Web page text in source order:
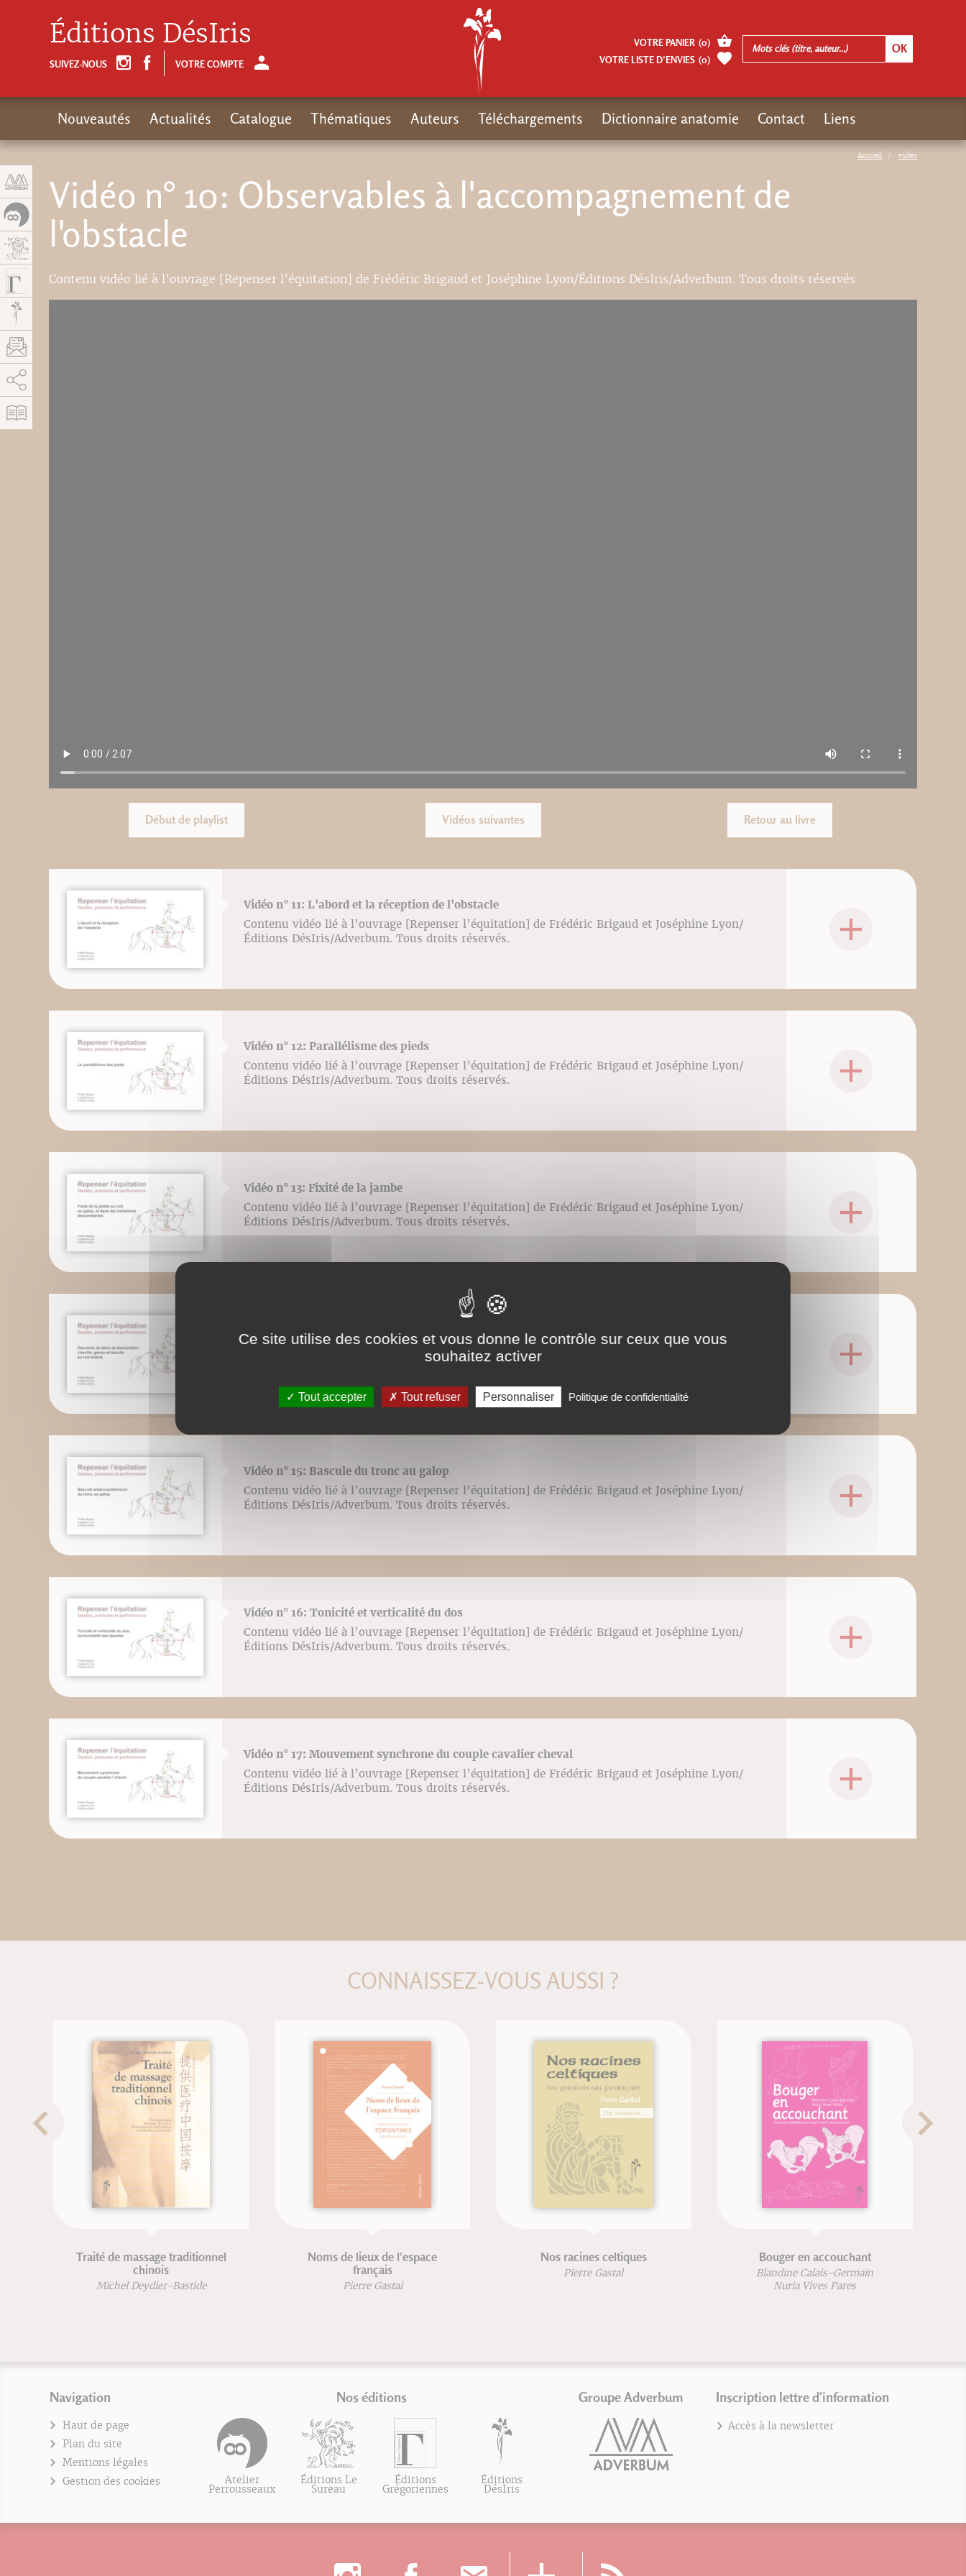
Accueil video
Vidéo n° 10: Observables à l'accompagnement de
l'obstacle
Contenu vidéo lié à l’ouvrage [Repenser l’équitation] de Frédéric Brigaud et Joséphine Lyon/Éditions DésIris/Adverbum. Tous droits réservés.
Début de playlist Vidéos suivantes Retour au livre
Vidéo n° 11: L'abord et la réception de l'obstacle
Contenu vidéo lié à l’ouvrage [Repenser l’équitation] de Frédéric Brigaud et Joséphine Lyon/
Éditions DésIris/Adverbum. Tous droits réservés.
Vidéo n° 12: Parallélisme des pieds
Contenu vidéo lié à l’ouvrage [Repenser l’équitation] de Frédéric Brigaud et Joséphine Lyon/
Éditions DésIris/Adverbum. Tous droits réservés.
Vidéo n° 13: Fixité de la jambe
Contenu vidéo lié à l’ouvrage [Repenser l’équitation] de Frédéric Brigaud et Joséphine Lyon/
Éditions DésIris/Adverbum. Tous droits réservés.
Contenu vidéo lié à l’ouvrage [Repenser l’équitation] de Frédéric Brigaud et Joséphine Lyon/
Éditions DésIris/Adverbum. Tous droits réservés.
Vidéo n° 15: Bascule du tronc au galop
Contenu vidéo lié à l’ouvrage [Repenser l’équitation] de Frédéric Brigaud et Joséphine Lyon/
Éditions DésIris/Adverbum. Tous droits réservés.
Vidéo n° 16: Tonicité et verticalité du dos
Contenu vidéo lié à l’ouvrage [Repenser l’équitation] de Frédéric Brigaud et Joséphine Lyon/
Éditions DésIris/Adverbum. Tous droits réservés.
Vidéo n° 17: Mouvement synchrone du couple cavalier cheval
Contenu vidéo lié à l’ouvrage [Repenser l’équitation] de Frédéric Brigaud et Joséphine Lyon/
Éditions DésIris/Adverbum. Tous droits réservés.
CONNAISSEZ-VOUS AUSSI ?
VTT Maîtriser les techniques
Brian Lopes
Lee McCormack
Genou & yoga - Anatomie pour
le yoga
Blandine Calais-Germain
Topoguide du corps humain -
Troisième édition
Chaussons de pointes
Christine Jeannin
Navigation
Haut de page
Plan du site
Mentions légales
Gestion des cookies
Nos éditions
Atelier
Perrousseaux
Éditions Le
Sureau
Éditions
Grégoriennes
Éditions
DésIris
Groupe Adverbum Inscription lettre d'information
Accès à la newsletter
Éditions DésIris
SUIVEZ-NOUS VOTRE COMPTE
VOTRE PANIER (0)
VOTRE LISTE D’ENVIES (0)
Nouveautés Actualités Catalogue Thématiques Auteurs Téléchargements Dictionnaire anatomie Contact Liens
Ce site utilise des cookies et vous donne le contrôle sur ceux que vous
souhaitez activer
Tout accepter Tout refuser Personnaliser Politique de confidentialité